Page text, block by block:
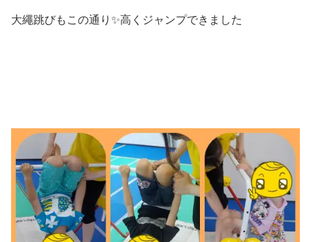
大繩跳びもこの通り✨高くジャンプできました